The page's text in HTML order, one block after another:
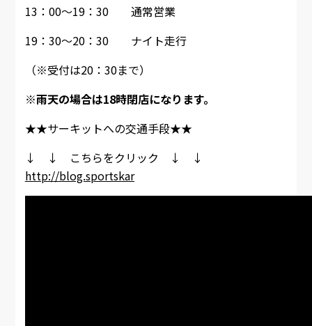
13：00～19：30 通常営業
19：30～20：30 ナイト走行
（※受付は20：30まで）
※雨天の場合は18時閉店になります。
★★サーキットへの交通手段★★
↓ ↓ こちらをクリック ↓ ↓
http://blog.sportskar